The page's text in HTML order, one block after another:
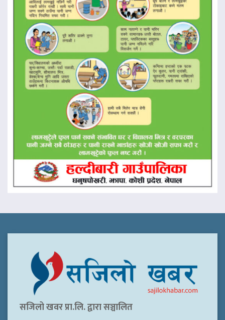
सजिलो खवर प्रा.लि. द्वारा सञ्चालित